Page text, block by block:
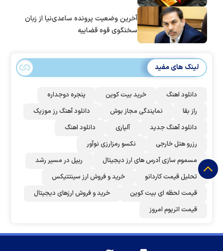
آخرین وضعیت پرونده ساعدی‌نیا از زبان
سخنگوی قوه قضاییه
لینک های مفید
دانلود اهنگ خرید بیت کوین
پنجره دوجداره
راز بقا
نمایندگی مجاز بوش
دانلود آهنگ رز‌ موزیک
دانلود آهنگ جدید
آلپاری
دانلود اهنگ
رزرو هتل خارجی
نکسو رمزارزی نوآور
مسموم سازی آدرس های ارز دیجیتال
ریپل در مسیر رشد
تحلیل قیمت کاردانو
خرید و فروش ارز سینتتیکس
قیمت لحظه ای بیت کوین
خرید و فروش ارزهای دیجیتال
قیمت اتریوم امروز